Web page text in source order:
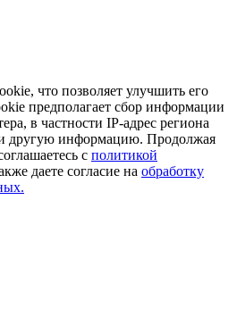
что позволяет улучшить его
предполагает сбор информации
в частности IP-адрес региона
другую информацию. Продолжая
с политикой
даете согласие на обработку